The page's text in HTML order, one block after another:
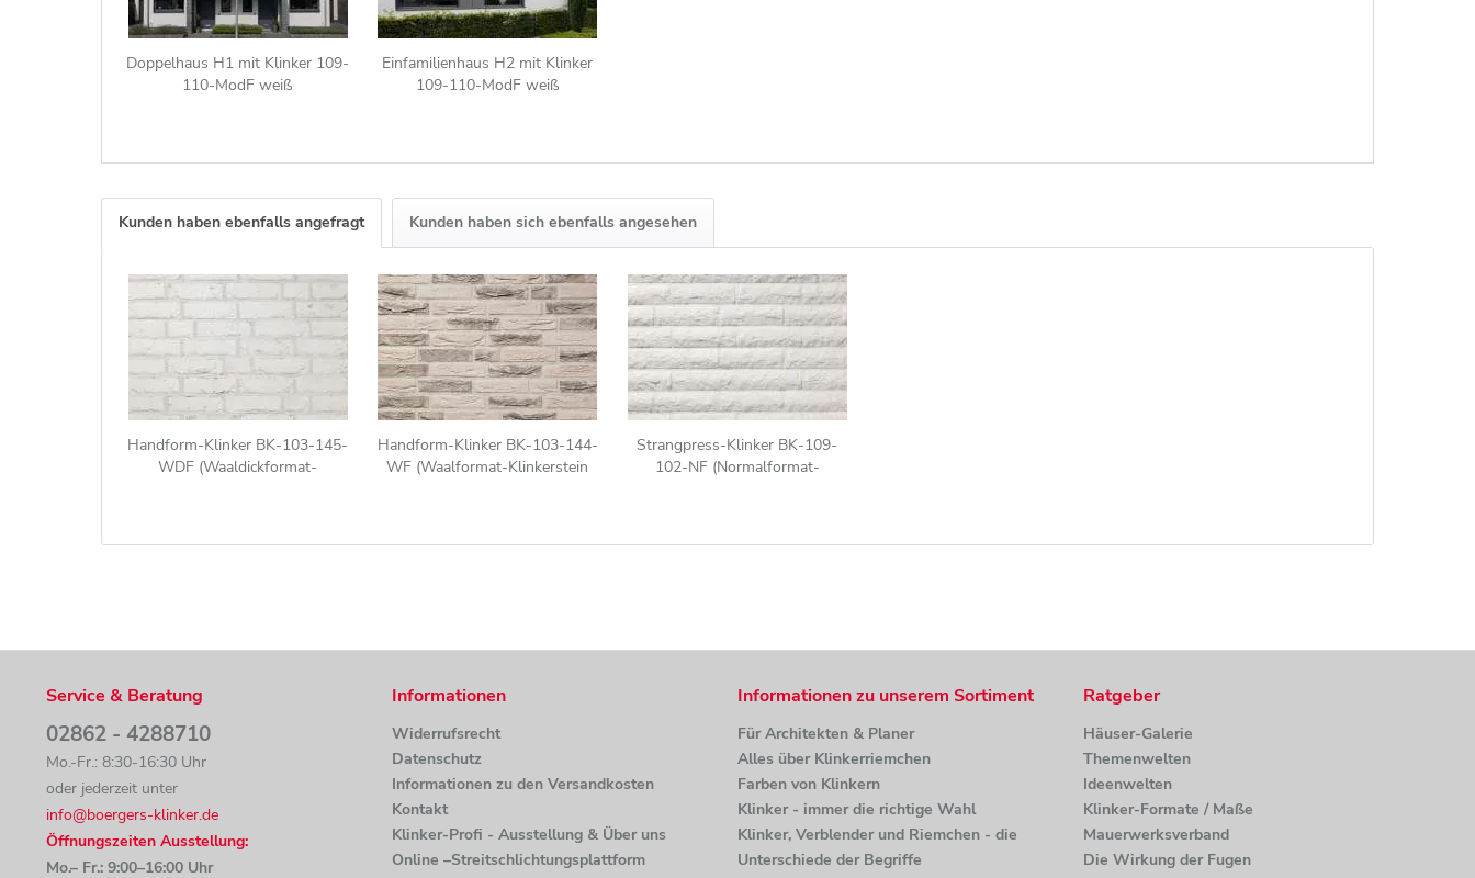
Doppelhaus H1 mit Klinker 109-
110-ModF weiß
Einfamilienhaus H2 mit Klinker
109-110-ModF weiß
Kunden haben ebenfalls angefragt Kunden haben sich ebenfalls angesehen
Handform-Klinker BK-103-145-
WDF (Waaldickformat-
Handform-Klinker BK-103-144-
WF (Waalformat-Klinkerstein
Strangpress-Klinker BK-109-
102-NF (Normalformat-
Service & Beratung
02862 - 4288710
Mo.-Fr.: 8:30-16:30 Uhr
oder jederzeit unter
info@boergers-klinker.de
Öffnungszeiten Ausstellung:
Mo.– Fr.: 9:00–16:00 Uhr
Informationen
Widerrufsrecht
Datenschutz
Informationen zu den Versandkosten
Kontakt
Klinker-Profi - Ausstellung & Über uns
Online –Streitschlichtungsplattform
Informationen zu unserem Sortiment
Für Architekten & Planer
Alles über Klinkerriemchen
Farben von Klinkern
Klinker - immer die richtige Wahl
Klinker, Verblender und Riemchen - die
Unterschiede der Begriffe
Ratgeber
Häuser-Galerie
Themenwelten
Ideenwelten
Klinker-Formate / Maße
Mauerwerksverband
Die Wirkung der Fugen